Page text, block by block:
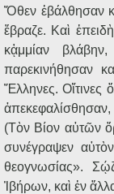
Ὅθεν ἐβάλθησαν
ἔβραζε. Καὶ
κᾀμμίαν
παρεκινήθησαν
Ἕλληνες. Οἵτινες
ἀπεκεφαλίσθησαν,
(Τὸν Βίον αὐτῶν
συνέγραψεν
θεογνωσίας».
Ἰβήρων, καὶ ἐν